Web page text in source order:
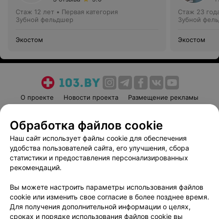
Стаж 12 лет • Первая категория
Зубной фельдшер
Экостом
Стаж 23
Зубной
Экостом
О проекте Новости проекта
Размещение рекламы
Пользовательское соглашение
Способы оплаты
Вакансии
Партнеры
Написать руководителю 103.by
Обработка персональных данных
Обработка файлов cookie
Наш сайт использует файлы cookie для обеспечения
удобства пользователей сайта, его улучшения, сбора
статистики и предоставления персонализированных
рекомендаций.
Вы можете настроить параметры использования файлов
cookie или изменить свое согласие в более позднее время.
Для получения дополнительной информации о целях,
сроках и порядке использования файлов cookie вы